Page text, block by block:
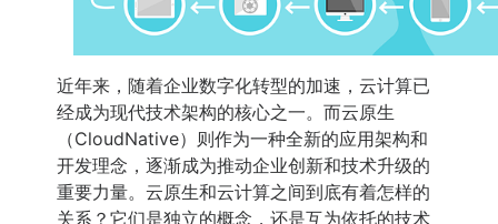
近年来，随着企业数字化转型的加速，云计算已
经成为现代技术架构的核心之一。而云原生
（CloudNative）则作为一种全新的应用架构和
开发理念，逐渐成为推动企业创新和技术升级的
重要力量。云原生和云计算之间到底有着怎样的
关系？它们是独立的概念，还是互为依托的技术